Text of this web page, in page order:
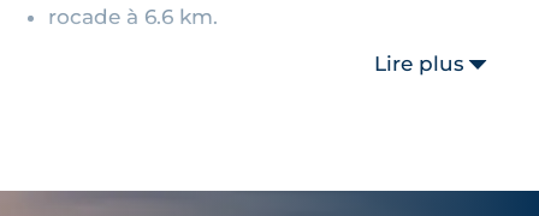
rocade à 6.6 km.
Lire plus